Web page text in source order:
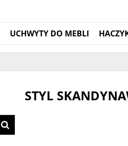
UCHWYTY DO MEBLI
STYL